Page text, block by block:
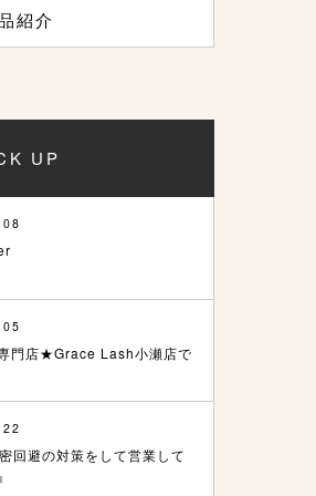
紹介
UP
門店★Grace Lash小瀬店で
密回避の対策をして営業して